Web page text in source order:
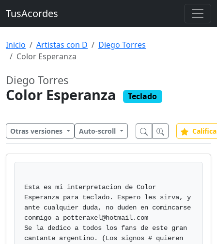
TusAcordes
Inicio Artistas con D
Diego Torres
Color Esperanza
Diego Torres
Color Esperanza Teclado
Otras versiones Auto-scroll
Esta es mi interpretacion de Color
Esperanza para teclado. Espero les sirva, y
ante cualquier duda, no duden en comincarse
conmigo a potteraxel@hotmail.com
Se la dedico a todos los fans de este gran
cantante argentino. (Los signos # quieren